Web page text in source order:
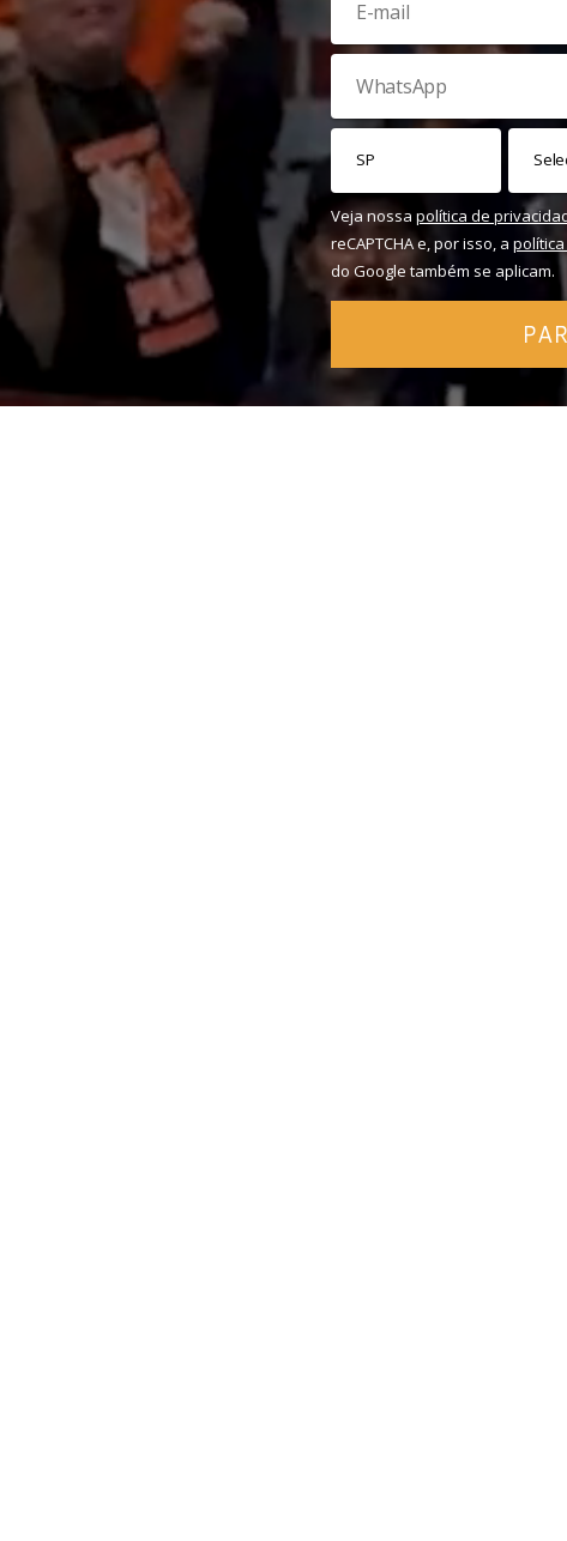
Veja nossa política de
reCAPTCHA e, por isso, a
do Google também se aplicam.